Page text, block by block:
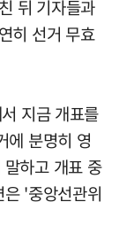
뒤 기자들과
히 선거 무효
지금 개표를
에 분명히 영
하고 개표 중
'중앙선관위